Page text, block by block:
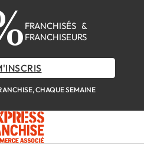
FRANCHISÉS &
FRANCHISEURS
CHAQUE SEMAINE